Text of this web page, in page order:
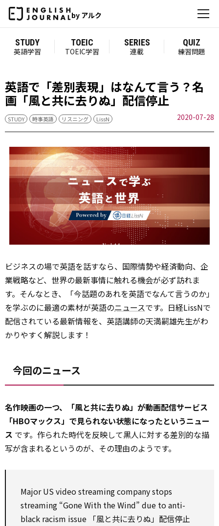
by アルク
STUDY
英語学習
TOEIC
TOEIC学習
SERIES
連載
QUIZ
練習問題
英語で「差別表現」はなんて言う？名
画「風と共に去りぬ」配信停止
STUDY 時事英語 リスニング LissN 2020-07-28
ビジネスの場で英語を話すなら、国際情勢や経済動向、企
業戦略など、世界の最新事情に触れる機会が必ず訪れま
す。そんなとき、「今話題のあれを英語でなんて言うのか」
を学ぶのに最適の素材が英語のニュースです。日経LissNで
配信されている最新情報を、英語講師の天満嗣雄先生がわ
かりやすく解説します！
今回のニュース
名作映画の一つ、「風と共に去りぬ」が動画配信サービス
「HBOマックス」で見られない状態になったというニュー
ス です。作られた時代を反映して黒人に対する差別的な描
写が含まれるというのが、その理由のようです。
MajorUS video streaming company stops
streaming “GoneWith the Wind” due toanti-
black racism issue 「風と共に去りぬ」配信停止